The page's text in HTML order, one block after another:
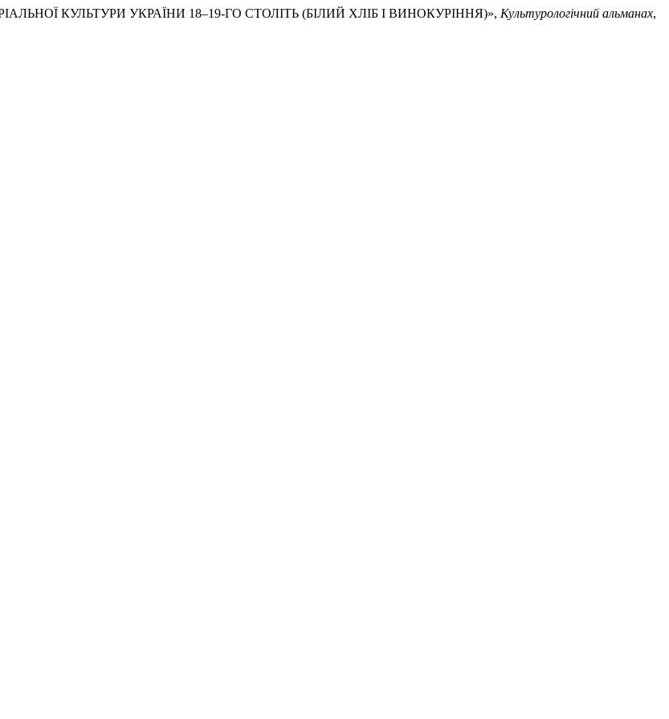
КУЛЬТУРИ УКРАЇНИ 18–19-ГО СТОЛІТЬ (БІЛИЙ ХЛІБ І ВИНОКУРІННЯ)», Культурологічний альманах,